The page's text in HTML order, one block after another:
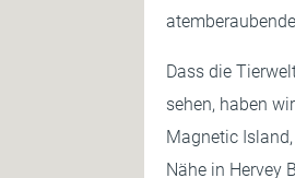
Dass die
sehen, haben
Magnetic
Nähe in Hervey